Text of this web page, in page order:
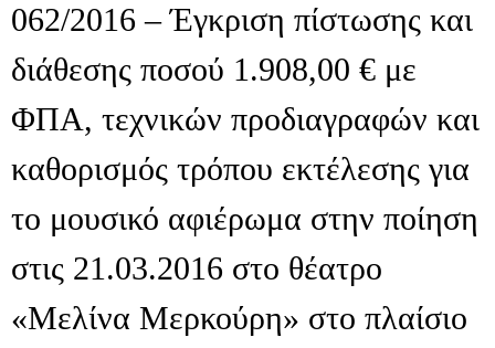
062/2016 – Έγκριση πίστωσης και
διάθεσης ποσού 1.908,00 € με
ΦΠΑ, τεχνικών προδιαγραφών και
καθορισμός τρόπου εκτέλεσης για
το μουσικό αφιέρωμα στην ποίηση
στις 21.03.2016 στο θέατρο
«Μελίνα Μερκούρη» στο πλαίσιο